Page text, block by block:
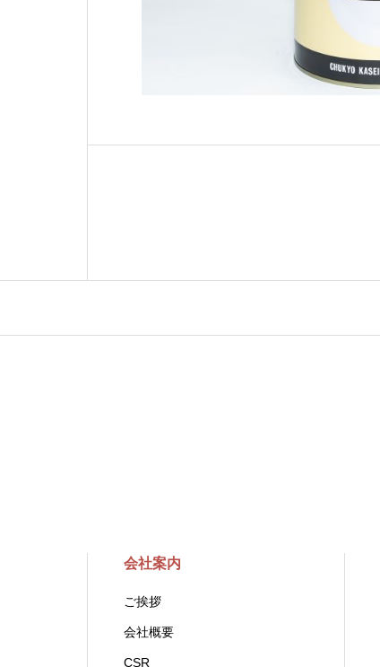
会社案内
ご挨拶
会社概要
CSR